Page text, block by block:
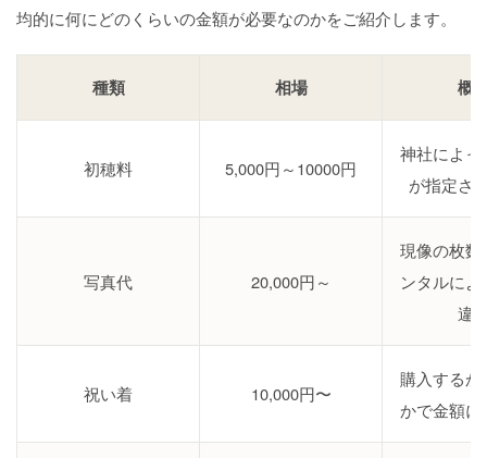
均的に何にどのくらいの金額が必要なのかをご紹介します。
種類 相場 概
初穂料 5,000円～10000円
神社によっ
が指定さ
写真代 20,000円～
現像の枚数
ンタルに
違
祝い着 10,000円〜
購入するか
かで金額に